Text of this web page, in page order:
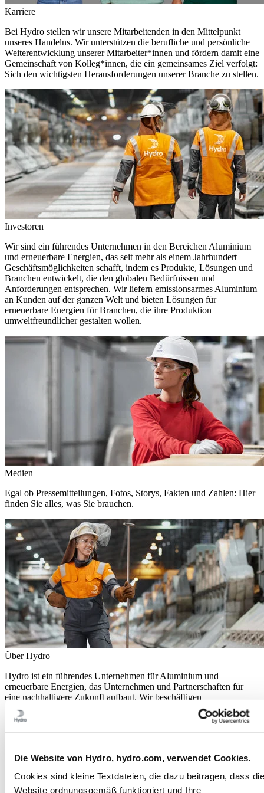
Die Website von Hydro, hydro.com, verwendet Cookies.
Cookies sind kleine Textdateien, die dazu beitragen, dass die
Website ordnungsgemäß funktioniert und Ihre
Karriere
Bei Hydro stellen wir unsere Mitarbeitenden in den Mittelpunkt
unseres Handelns. Wir unterstützen die berufliche und persönliche
Weiterentwicklung unserer Mitarbeiter*innen und fördern damit eine
Gemeinschaft von Kolleg*innen, die ein gemeinsames Ziel verfolgt:
Sich den wichtigsten Herausforderungen unserer Branche zu stellen.
Investoren
Wir sind ein führendes Unternehmen in den Bereichen Aluminium
und erneuerbare Energien, das seit mehr als einem Jahrhundert
Geschäftsmöglichkeiten schafft, indem es Produkte, Lösungen und
Branchen entwickelt, die den globalen Bedürfnissen und
Anforderungen entsprechen. Wir liefern emissionsarmes Aluminium
an Kunden auf der ganzen Welt und bieten Lösungen für
erneuerbare Energien für Branchen, die ihre Produktion
umweltfreundlicher gestalten wollen.
Medien
Egal ob Pressemitteilungen, Fotos, Storys, Fakten und Zahlen: Hier
finden Sie alles, was Sie brauchen.
Über Hydro
Hydro ist ein führendes Unternehmen für Aluminium und
erneuerbare Energien, das Unternehmen und Partnerschaften für
eine nachhaltigere Zukunft aufbaut. Wir beschäftigen
32.000 Mitarbeiter an mehr als 140 Standorten in 40 Ländern.
Über Aluminium
Zu:Energy